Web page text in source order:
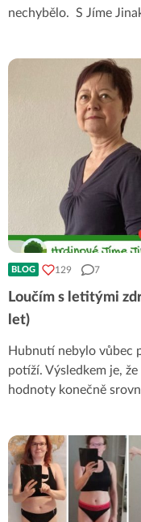
nechybělo. S Jíme
BLOG 129 7
Loučím s letitými
let)
Hubnutí nebylo vůbec
potíží. Výsledkem je,
hodnoty konečně